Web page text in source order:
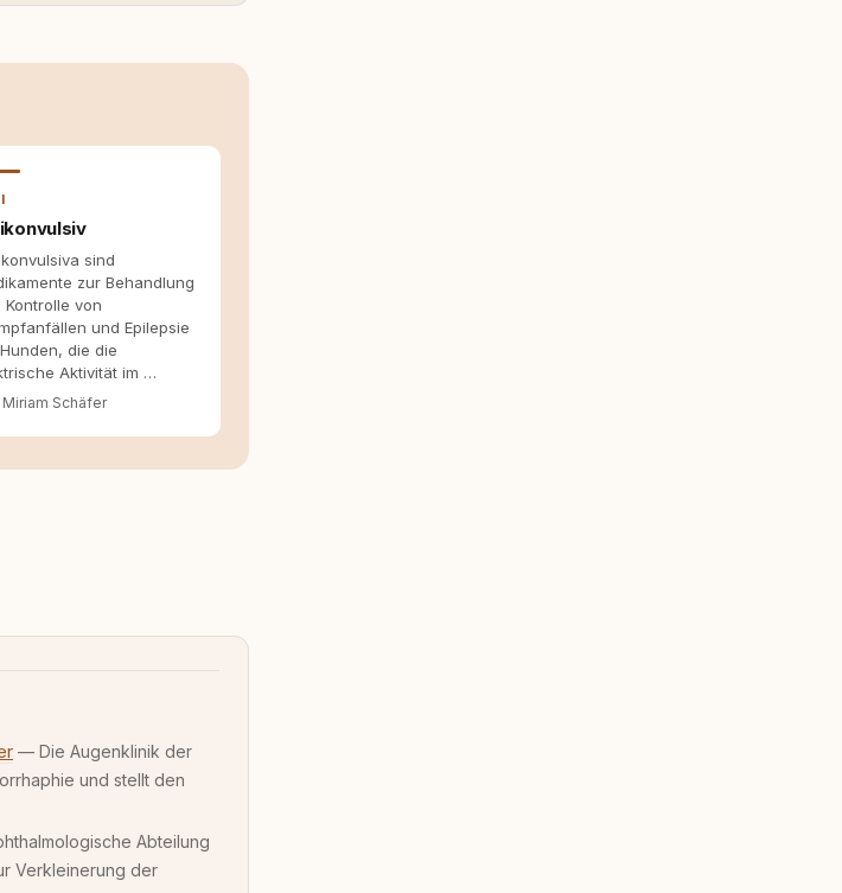
grosse Ganze: Welche
glaube, dass Emotionen
ich genau dazu beitragen.
sind
zur Behandlung
Kontrolle von
und Epilepsie
die die
Aktivität im …
Schäfer
— Die Augenklinik der
und stellt den
Abteilung
Verkleinerung der